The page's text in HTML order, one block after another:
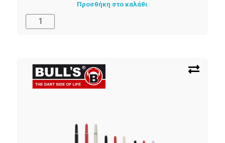
Προσθήκη στο καλάθι